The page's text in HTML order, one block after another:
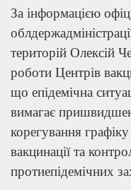
За інформацією
територій Олексій
роботи Центрів
що епідемічна
вимагає
корегування
вакцинації та
протиепідемічних